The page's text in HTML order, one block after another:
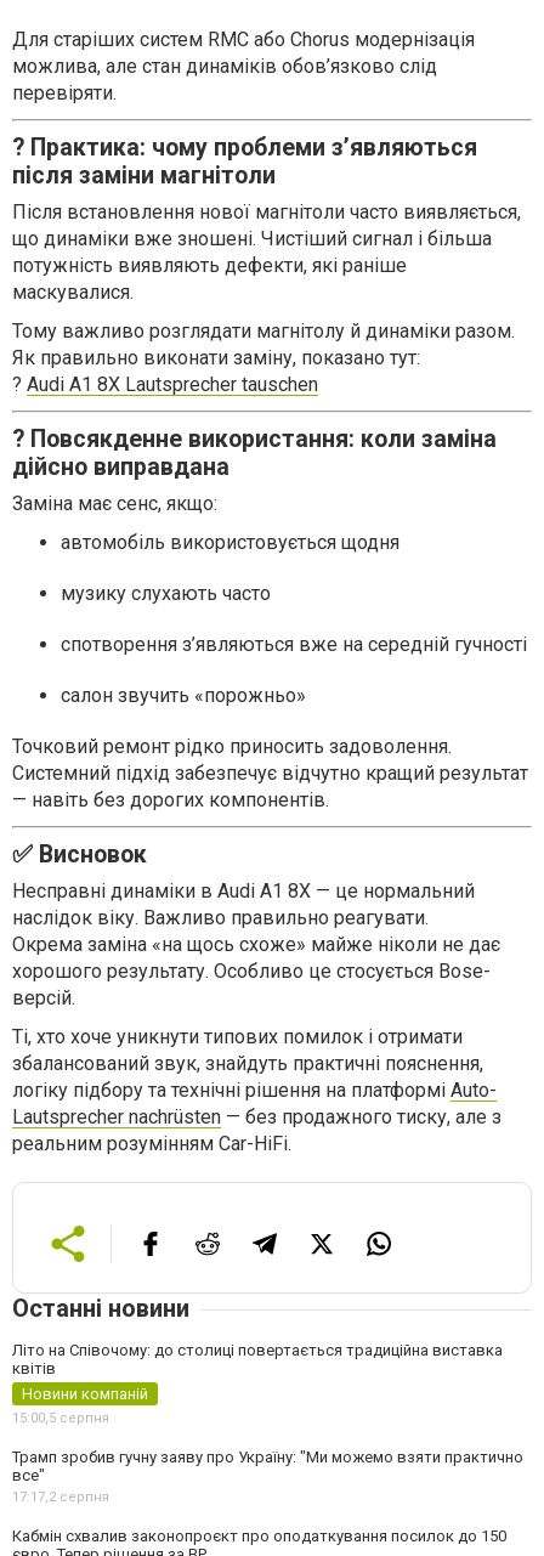
Для старіших систем RMC або Chorus модернізація
можлива, але стан динаміків обов’язково слід
перевіряти.
? Практика: чому проблеми з’являються
після заміни магнітоли
Після встановлення нової магнітоли часто виявляється,
що динаміки вже зношені. Чистіший сигнал і більша
потужність виявляють дефекти, які раніше
маскувалися.
Тому важливо розглядати магнітолу й динаміки разом.
Як правильно виконати заміну, показано тут:
? Audi A1 8X Lautsprecher tauschen
? Повсякденне використання: коли заміна
дійсно виправдана
Заміна має сенс, якщо:
автомобіль використовується щодня
музику слухають часто
спотворення з’являються вже на середній гучності
салон звучить «порожньо»
Точковий ремонт рідко приносить задоволення.
Системний підхід забезпечує відчутно кращий результат
— навіть без дорогих компонентів.
✅ Висновок
Несправні динаміки в Audi A1 8X — це нормальний
наслідок віку. Важливо правильно реагувати.
Окрема заміна «на щось схоже» майже ніколи не дає
хорошого результату. Особливо це стосується Bose-
версій.
Ті, хто хоче уникнути типових помилок і отримати
збалансований звук, знайдуть практичні пояснення,
логіку підбору та технічні рішення на платформі Auto-
Lautsprecher nachrüsten — без продажного тиску, але з
реальним розумінням Car-HiFi.
Останні новини
Літо на Співочому: до столиці повертається традиційна виставка
квітів
Новини компаній
15:00,5 серпня
Трамп зробив гучну заяву про Україну: "Ми можемо взяти практично
все"
17:17,2 серпня
Кабмін схвалив законопроєкт про оподаткування посилок до 150